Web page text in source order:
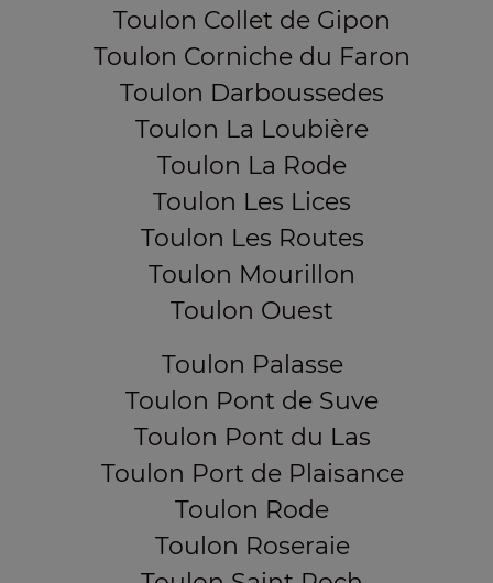
Toulon Collet de Gipon
Toulon Corniche du Faron
Toulon Darboussedes
Toulon La Loubière
Toulon La Rode
Toulon Les Lices
Toulon Les Routes
Toulon Mourillon
Toulon Ouest
Toulon Palasse
Toulon Pont de Suve
Toulon Pont du Las
Toulon Port de Plaisance
Toulon Rode
Toulon Roseraie